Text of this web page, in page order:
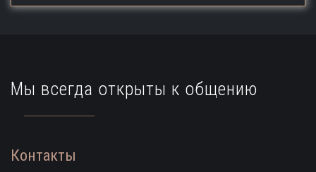
Мы всегда открыты к общению
Контакты